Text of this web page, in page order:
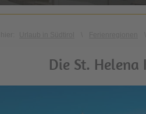
Die St. Helena